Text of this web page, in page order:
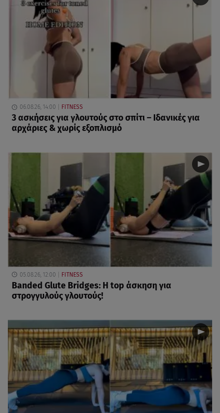
06.08.26, 14:00 FITNESS
3 ασκήσεις για γλουτούς στο σπίτι – Ιδανικές για
αρχάριες & χωρίς εξοπλισμό
05.08.26, 12:00 FITNESS
Banded Glute Bridges: Η top άσκηση για
στρογγυλούς γλουτούς!